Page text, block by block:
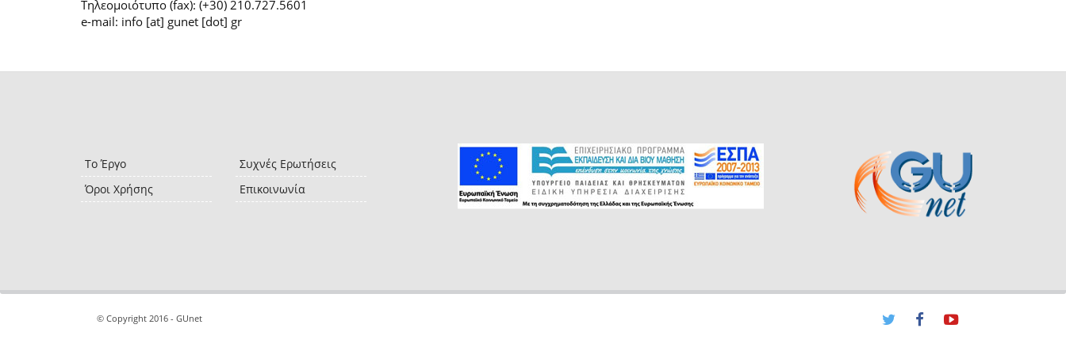
Τηλεομοιότυπο (fax): (+30) 210.727.5601
e-mail: info [at] gunet [dot] gr
Το Έργο
Όροι Χρήσης
Συχνές Ερωτήσεις
Επικοινωνία
© Copyright 2016 - GUnet